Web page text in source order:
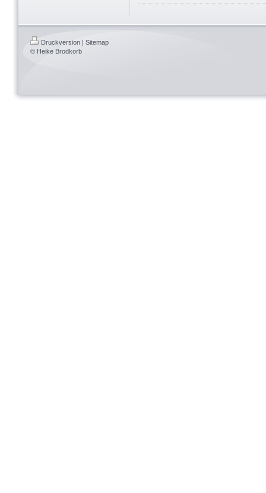
Druckversion | Sitemap
© Heike Brodkorb